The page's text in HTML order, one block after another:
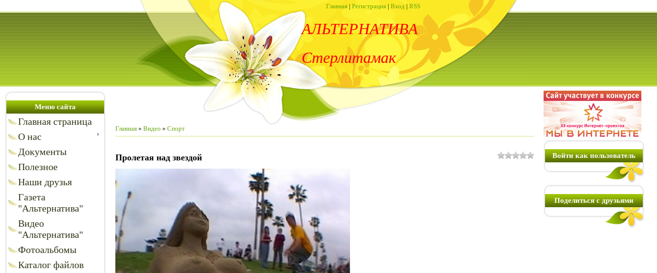
Главная | Регистрация | Вход | RSS
АЛЬТЕРНАТИВА
Стерлитамак
Меню сайта
Главная страница
О нас
Документы
Полезное
Наши друзья
Газета
"Альтернатива"
Видео
"Альтернатива"
Фотоальбомы
Каталог файлов
Главная » Видео » Спорт
Пролетая над звездой Войти как пользователь
Поделиться с друзьями